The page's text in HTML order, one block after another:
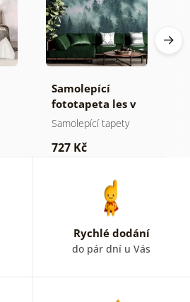
Samolepící
fototapeta les v
mlze
Samolepící tapety
727 Kč
Rychlé dodání
do pár dní u Vás